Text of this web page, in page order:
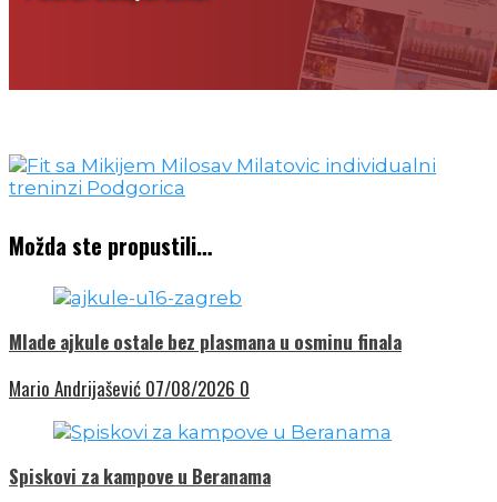
Možda ste propustili…
Mlade ajkule ostale bez plasmana u osminu finala
Mario Andrijašević 07/08/2026 0
Spiskovi za kampove u Beranama